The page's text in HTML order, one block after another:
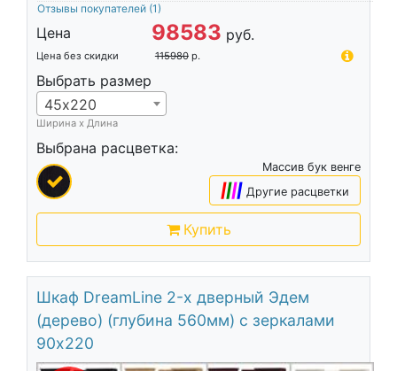
Отзывы покупателей (1)
Цена 98583 руб.
Цена без скидки 115980 р.
Выбрать размер
45х220
Ширина х Длина
Выбрана расцветка:
Массив бук венге
|||| Другие расцветки
Купить
Шкаф DreamLine 2-х дверный Эдем
(дерево) (глубина 560мм) с зеркалами
90х220